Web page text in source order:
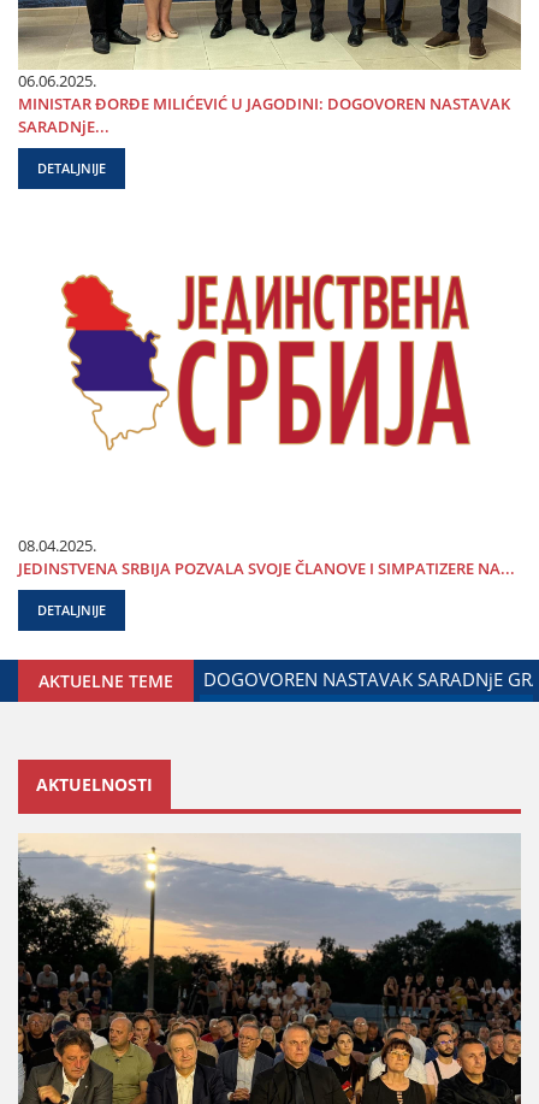
06.06.2025.
MINISTAR ĐORĐE MILIĆEVIĆ U ЈAGODINI: DOGOVOREN NASTAVAK
SARADNjE...
DETALJNIJE
08.04.2025.
ЈEDINSTVENA SRBIЈA POZVALA SVOЈE ČLANOVE I SIMPATIZERE NA...
DETALJNIJE
AKTUELNE TEME
ZA ODNOSE SA DIЈASPOROM DALIBOR MARKOVIĆ
AKTUELNOSTI